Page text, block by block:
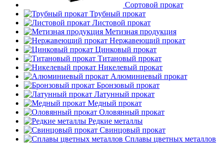
Сортовой прокат
Трубный прокат
Листовой прокат
Метизная продукция
Нержавеющий прокат
Цинковый прокат
Титановый прокат
Никелевый прокат
Алюминиевый прокат
Бронзовый прокат
Латунный прокат
Медный прокат
Оловянный прокат
Редкие металлы
Свинцовый прокат
Сплавы цветных металлов